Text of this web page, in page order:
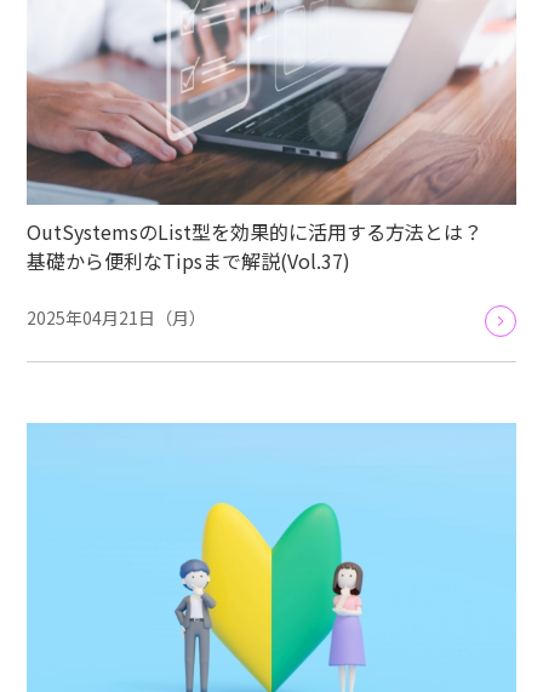
OutSystemsのList型を効果的に活用する方法とは？
基礎から便利なTipsまで解説(Vol.37)
2025年04月21日（月）